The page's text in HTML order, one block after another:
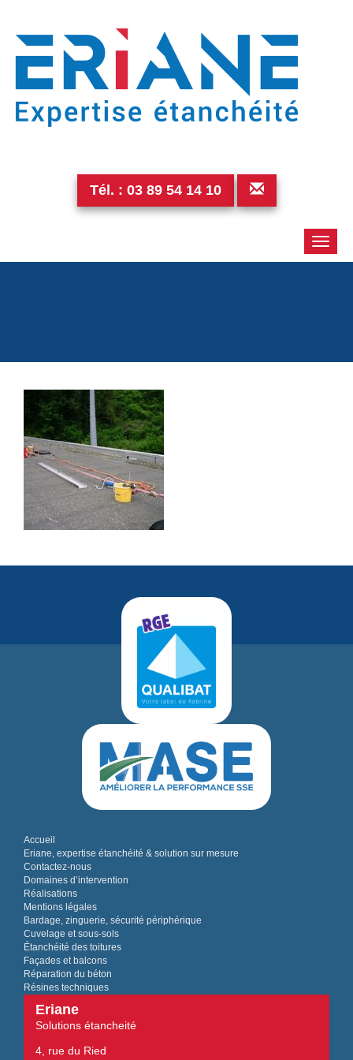
Tél. : 03 89 54 14 10
Toggle
Accueil
Eriane, expertise étanchéité & solution sur mesure
Contactez-nous
Domaines d’intervention
Réalisations
Mentions légales
Bardage, zinguerie, sécurité périphérique
Cuvelage et sous-sols
Étanchéité des toitures
Façades et balcons
Réparation du béton
Résines techniques
Eriane
Solutions étancheité
4, rue du Ried